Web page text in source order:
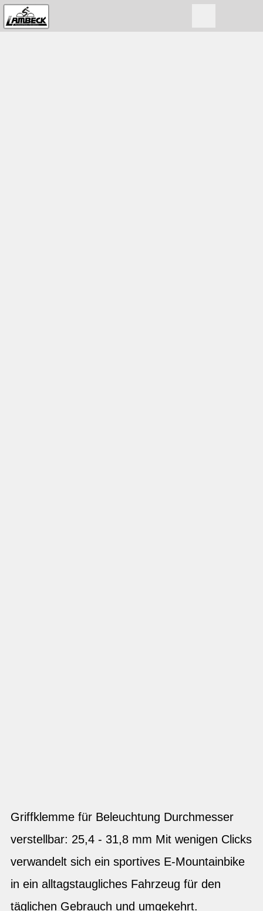
Griffklemme für Beleuchtung Durchmesser
verstellbar: 25,4 - 31,8 mm Mit wenigen Clicks
verwandelt sich ein sportives E-Mountainbike
in ein alltagstaugliches Fahrzeug für den
täglichen Gebrauch und umgekehrt.